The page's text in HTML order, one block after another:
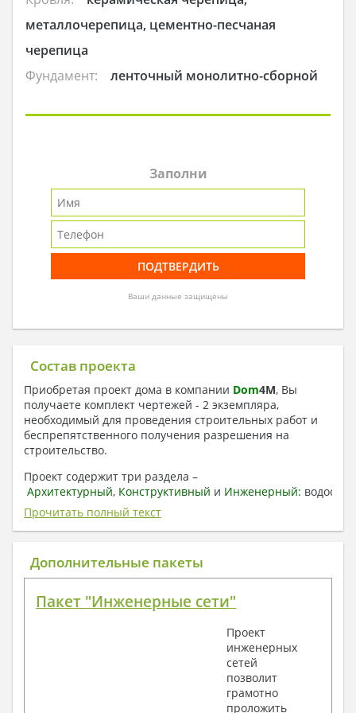
металлочерепица, цементно-песчаная
черепица
Фундамент:
ленточный монолитно-сборной
Заполни
Ваши данные защищены
Состав проекта
Приобретая проект дома в компании Dom4M, Вы
получаете комплект чертежей - 2 экземпляра,
необходимый для проведения строительных работ и
беспрепятственного получения разрешения на
строительство.
Проект содержит три раздела –
Архитектурный, Конструктивный и Инженерный:
отопление, вентиляция, канализация,
электроснабжение (приобретается за дополнительную
плату) + Пояснительная записка.
1. Архитектурный раздел:
План координационных осей
Поэтажные маркировочные планы с
Разрезы и состав конструкций
Фасады с ведомостью внешних отделок
Прочитать полный текст
Дополнительные пакеты
Пакет "Инженерные сети"
Проект
инженерных
сетей
позволит
грамотно
проложить